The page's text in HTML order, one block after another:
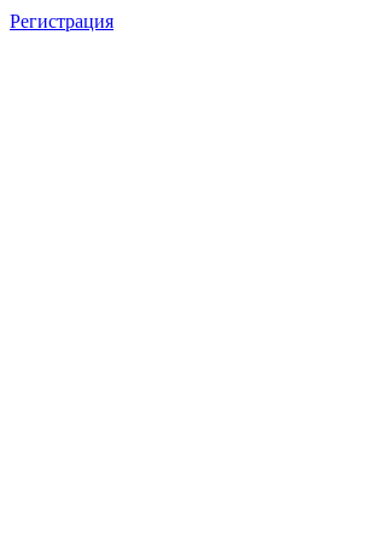
Регистрация